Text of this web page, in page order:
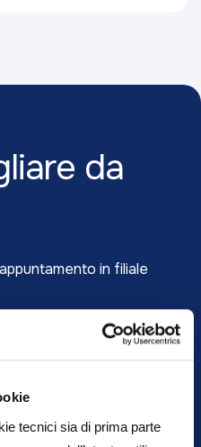
tecnici sia di prima parte
da
in filiale